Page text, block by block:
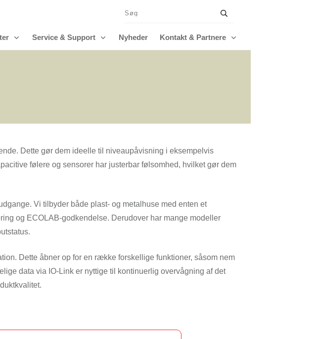
Service & Support Nyheder Kontakt & Partnere
Dette gør dem ideelle til niveaupåvisning i eksempelvis
følere og sensorer har justerbar følsomhed, hvilket gør dem
Vi tilbyder både plast- og metalhuse med enten et
og ECOLAB-godkendelse. Derudover har mange modeller
Dette åbner op for en række forskellige funktioner, såsom nem
data via IO-Link er nyttige til kontinuerlig overvågning af det